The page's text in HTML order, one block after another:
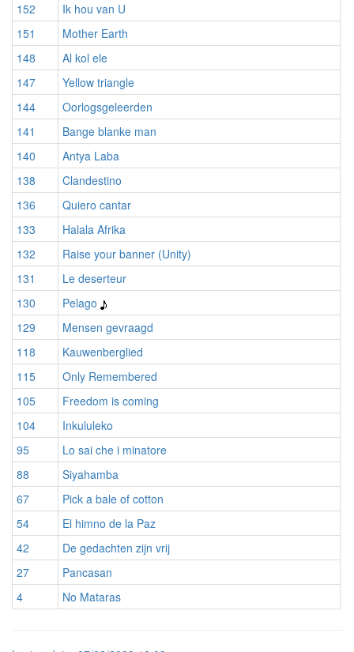
152
Ik hou van U
151
Mother Earth
148
Al kol ele
147
Yellow triangle
144
Oorlogsgeleerden
141
Bange blanke man
140
Antya Laba
138
Clandestino
136
Quiero cantar
133
Halala Afrika
132
Raise your banner (Unity)
131
Le deserteur
130
Pelago
129
Mensen gevraagd
118
Kauwenberglied
115
Only Remembered
105
Freedom is coming
104
Inkululeko
95
Lo sai che i minatore
88
Siyahamba
67
Pick a bale of cotton
54
El himno de la Paz
42
De gedachten zijn vrij
27
Pancasan
4
No Mataras